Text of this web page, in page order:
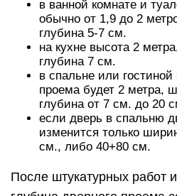
в ванной комнате и
обычно от 1,9 до 2
глубина 5-7 см.
на кухне высота 2
глубина 7 см.
в спальне или гостиной
проема будет 2 метра,
глубина от 7 см. до 20
если дверь в спальню
изменится только
см., либо 40+80 см.
После штукатурных работ